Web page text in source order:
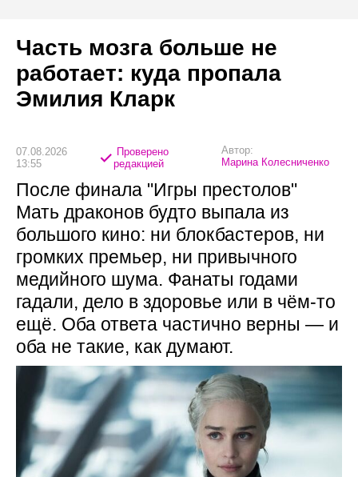
Часть мозга больше не
работает: куда пропала
Эмилия Кларк
07.08.2026
13:55
Проверено
редакцией
Автор:
Марина Колесниченко
После финала "Игры престолов"
Мать драконов будто выпала из
большого кино: ни блокбастеров, ни
громких премьер, ни привычного
медийного шума. Фанаты годами
гадали, дело в здоровье или в чём-то
ещё. Оба ответа частично верны — и
оба не такие, как думают.